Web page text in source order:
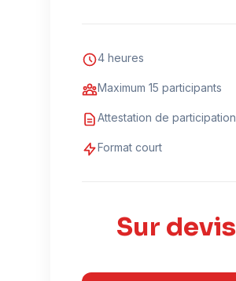
4 heures
Maximum 15 participants
Attestation de participation
Format court
Sur devis